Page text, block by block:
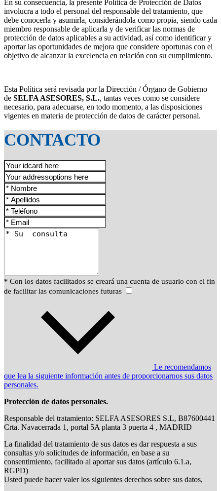
En su consecuencia, la presente Política de Protección de Datos
involucra a todo el personal del responsable del tratamiento, que
debe conocerla y asumirla, considerándola como propia, siendo cada
miembro responsable de aplicarla y de verificar las normas de
protección de datos aplicables a su actividad, así como identificar y
aportar las oportunidades de mejora que considere oportunas con el
objetivo de alcanzar la excelencia en relación con su cumplimiento.
Esta Política será revisada por la Dirección / Órgano de Gobierno
de SELFA ASESORES, S.L., tantas veces como se considere
necesario, para adecuarse, en todo momento, a las disposiciones
vigentes en materia de protección de datos de carácter personal.
CONTACTO
* Con los datos facilitados se creará una cuenta de usuario con el fin
de facilitar las comunicaciones futuras
Le recomendamos
que lea la siguiente información antes de proporcionarnos sus datos
personales.
Protección de datos personales.
Responsable del tratamiento: SELFA ASESORES S.L, B87600441
Crta. Navacerrada 1, portal 5A planta 3 puerta 4 , MADRID
La finalidad del tratamiento de sus datos es dar respuesta a sus
consultas y/o solicitudes de información, en base a su
consentimiento, facilitado al aportar sus datos (artículo 6.1.a,
RGPD)
Usted puede hacer valer los siguientes derechos sobre sus datos,